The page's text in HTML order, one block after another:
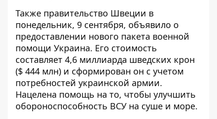
Также правительство Швеции в
понедельник, 9 сентября, объявило о
предоставлении нового пакета военной
помощи Украина. Его стоимость
составляет 4,6 миллиарда шведских крон
($ 444 млн) и сформирован он с учетом
потребностей украинской армии.
Нацелена помощь на то, чтобы улучшить
обороноспособность ВСУ на суше и море.